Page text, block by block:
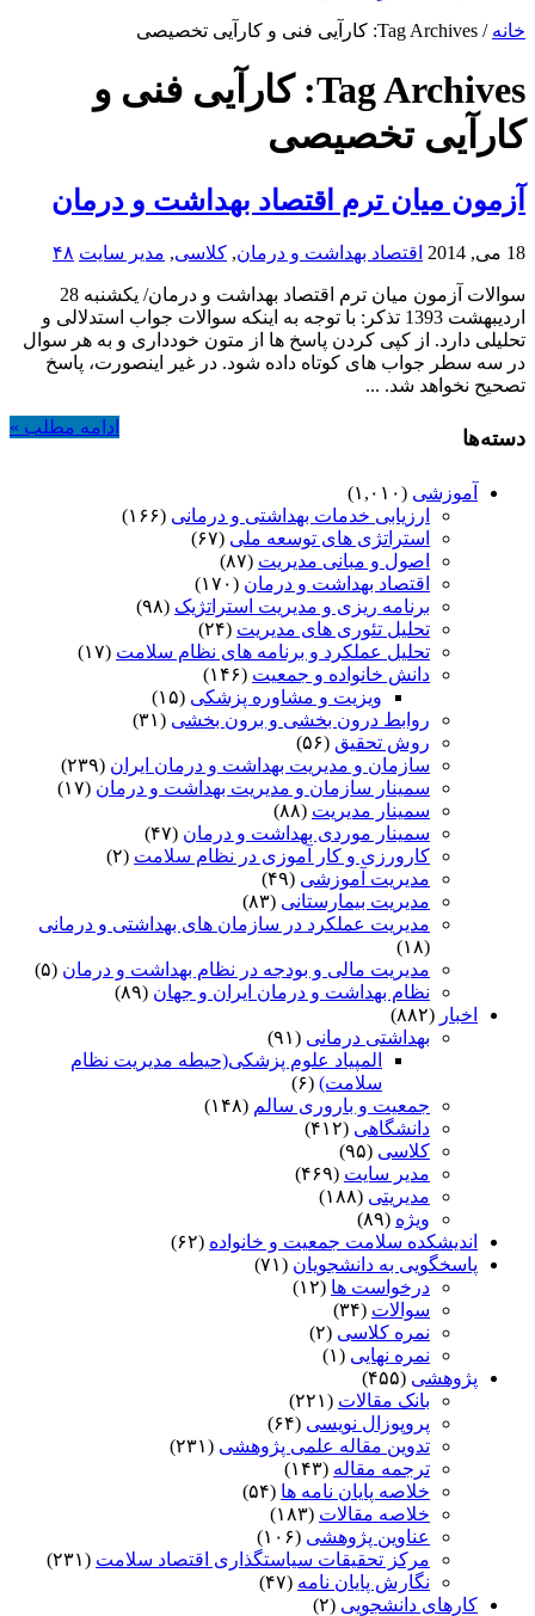
خانه / Tag Archives: کارآیی فنی و کارآیی تخصیصی
Tag Archives: کارآیی فنی و
کارآیی تخصیصی
آزمون میان ترم اقتصاد بهداشت و درمان
18 می, 2014 اقتصاد بهداشت و درمان, کلاسی, مدیر سایت ۴۸
سوالات آزمون میان ترم اقتصاد بهداشت و درمان/ یکشنبه 28
اردیبهشت 1393 تذکر: با توجه به اینکه سوالات جواب استدلالی و
تحلیلی دارد. از کپی کردن پاسخ ها از متون خودداری و به هر سوال
در سه سطر جواب های کوتاه داده شود. در غیر اینصورت، پاسخ
تصحیح نخواهد شد. ...
ادامه مطلب » دسته‌ها
آموزشی (۱,۰۱۰)
ارزیابی خدمات بهداشتی و درمانی (۱۶۶)
استراتژی های توسعه ملی (۶۷)
اصول و مبانی مدیریت (۸۷)
اقتصاد بهداشت و درمان (۱۷۰)
برنامه ریزی و مدیریت استراتژیک (۹۸)
تحلیل تئوری های مدیریت (۲۴)
تحلیل عملکرد و برنامه های نظام سلامت (۱۷)
دانش خانواده و جمعیت (۱۴۶)
ویزیت و مشاوره پزشکی (۱۵)
روابط درون بخشی و برون بخشی (۳۱)
روش تحقیق (۵۶)
سازمان و مدیریت بهداشت و درمان ایران (۲۳۹)
سمینار سازمان و مدیریت بهداشت و درمان (۱۷)
سمینار مدیریت (۸۸)
سمینار موردی بهداشت و درمان (۴۷)
کارورزی و کار آموزی در نظام سلامت (۲)
مدیریت آموزشی (۴۹)
مدیریت بیمارستانی (۸۳)
مدیریت عملکرد در سازمان های بهداشتی و درمانی
(۱۸)
مدیریت مالی و بودجه در نظام بهداشت و درمان (۵)
نظام بهداشت و درمان ایران و جهان (۸۹)
اخبار (۸۸۲)
بهداشتی درمانی (۹۱)
المپیاد علوم پزشکی(حیطه مدیریت نظام
سلامت) (۶)
جمعیت و باروری سالم (۱۴۸)
دانشگاهی (۴۱۲)
کلاسی (۹۵)
مدیر سایت (۴۶۹)
مدیریتی (۱۸۸)
ویژه (۸۹)
اندیشکده سلامت جمعیت و خانواده (۶۲)
پاسخگویی به دانشجویان (۷۱)
درخواست ها (۱۲)
سوالات (۳۴)
نمره کلاسی (۲)
نمره نهایی (۱)
پژوهشی (۴۵۵)
بانک مقالات (۲۲۱)
پروپوزال نویسی (۶۴)
تدوین مقاله علمی پژوهشی (۲۳۱)
ترجمه مقاله (۱۴۳)
خلاصه پایان نامه ها (۵۴)
خلاصه مقالات (۱۸۳)
عناوین پژوهشی (۱۰۶)
مرکز تحقیقات سیاستگذاری اقتصاد سلامت (۲۳۱)
نگارش پایان نامه (۴۷)
کارهای دانشجویی (۲)